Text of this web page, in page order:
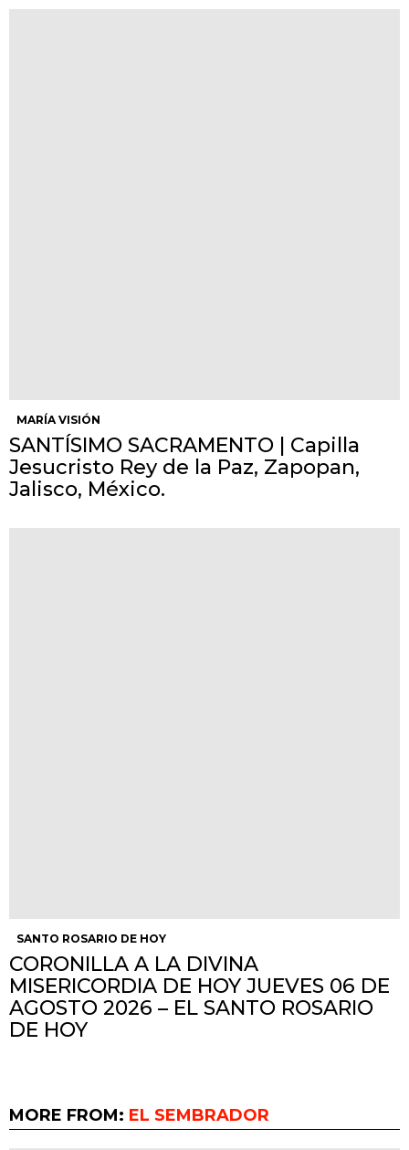
MARÍA VISIÓN
SANTÍSIMO SACRAMENTO | Capilla
Jesucristo Rey de la Paz, Zapopan,
Jalisco, México.
SANTO ROSARIO DE HOY
CORONILLA A LA DIVINA
MISERICORDIA DE HOY JUEVES 06 DE
AGOSTO 2026 – EL SANTO ROSARIO
DE HOY
MORE FROM: EL SEMBRADOR